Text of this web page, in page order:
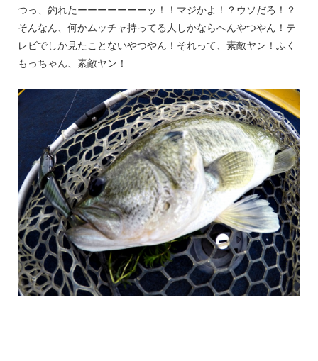
つっ、釣れたーーーーーーーッ！！マジかよ！？ウソだろ！？
そんなん、何かムッチャ持ってる人しかならへんやつやん！テ
レビでしか見たことないやつやん！それって、素敵ヤン！ふく
もっちゃん、素敵ヤン！